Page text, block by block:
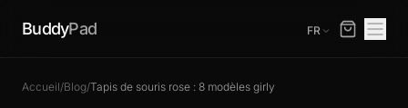
BuddyPad FR
Accueil/Blog/Tapis de souris rose : 8 modèles girly